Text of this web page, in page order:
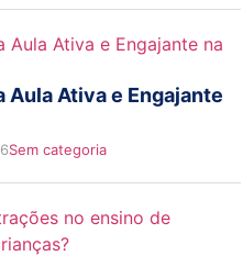
Aula Ativa e Engajante
Sem categoria